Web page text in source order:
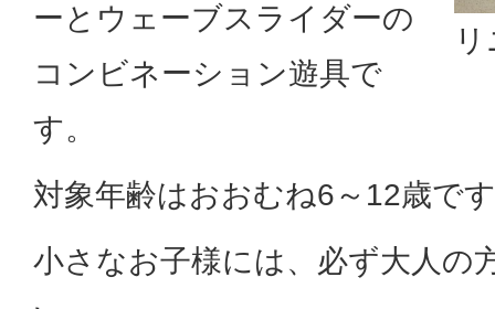
ーとウェーブスライダーの
コンビネーション遊具で
す。
対象年齢はおおむね6～12歳で
小さなお子様には、必ず大人の